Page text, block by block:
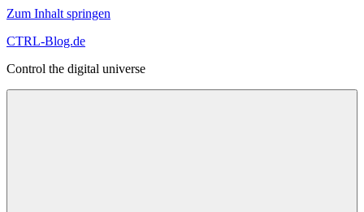
Zum Inhalt springen
CTRL-Blog.de
Control the digital universe